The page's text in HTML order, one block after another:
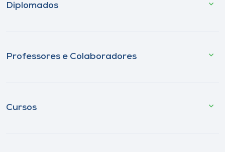
Diplomados
Professores e Colaboradores
Cursos